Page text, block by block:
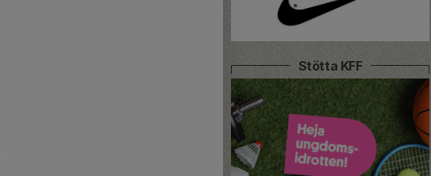
Stötta KFF